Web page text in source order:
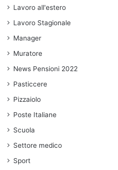
Lavoro all'estero
Lavoro Stagionale
Manager
Muratore
News Pensioni 2022
Pasticcere
Pizzaiolo
Poste Italiane
Scuola
Settore medico
Sport